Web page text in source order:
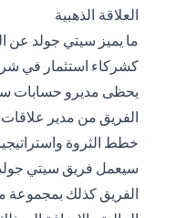
العلاقة الذهبية
ما يميز سيتي جولد عن
كشركاء استثمار في
يحظى مديرو حسابات
الفريق من مدير
خطط الثروة
سيعمل فريق سيتي جولد
الفريق كذلك بمجموعة